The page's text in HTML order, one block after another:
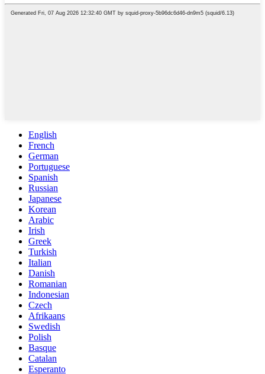
English
French
German
Portuguese
Spanish
Russian
Japanese
Korean
Arabic
Irish
Greek
Turkish
Italian
Danish
Romanian
Indonesian
Czech
Afrikaans
Swedish
Polish
Basque
Catalan
Esperanto